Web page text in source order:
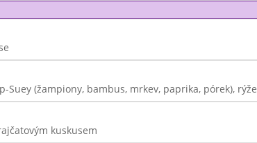
Suey (žampiony, bambus, mrkev, paprika, pórek), rýže
kuskusem